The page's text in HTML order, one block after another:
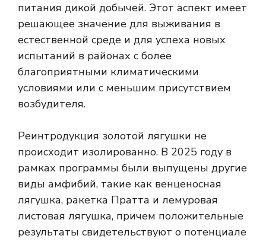
питания дикой добычей. Этот аспект имеет
решающее значение для выживания в
естественной среде и для успеха новых
испытаний в районах с более
благоприятными климатическими
условиями или с меньшим присутствием
возбудителя.
Реинтродукция золотой лягушки не
происходит изолированно. В 2025 году в
рамках программы были выпущены другие
виды амфибий, такие как венценосная
лягушка, ракетка Пратта и лемуровая
листовая лягушка, причем положительные
результаты свидетельствуют о потенциале